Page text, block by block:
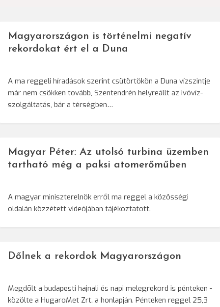
Magyarországon is történelmi negatív
rekordokat ért el a Duna
A ma reggeli híradások szerint csütörtökön a Duna vízszintje
már nem csökken tovább, Szentendrén helyreállt az ivóvíz-
szolgáltatás, bár a térségben…
Magyar Péter: Az utolsó turbina üzemben
tartható még a paksi atomerőműben
A magyar miniszterelnök erről ma reggel a közösségi
oldalán közzétett videójában tájékoztatott.
Dőlnek a rekordok Magyarországon
Megdõlt a budapesti hajnali és napi melegrekord is pénteken -
közölte a HugaroMet Zrt. a honlapján. Pénteken reggel 25,3